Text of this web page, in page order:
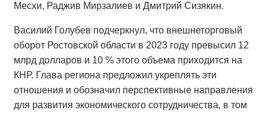
Месхи, Раджив Мирзалиев и Дмитрий Сизякин.
Василий Голубев подчеркнул, что внешнеторговый
оборот Ростовской области в 2023 году превысил 12
млрд долларов и 10 % этого объема приходится на
КНР. Глава региона предложил укреплять эти
отношения и обозначил перспективные направления
для развития экономического сотрудничества, в том